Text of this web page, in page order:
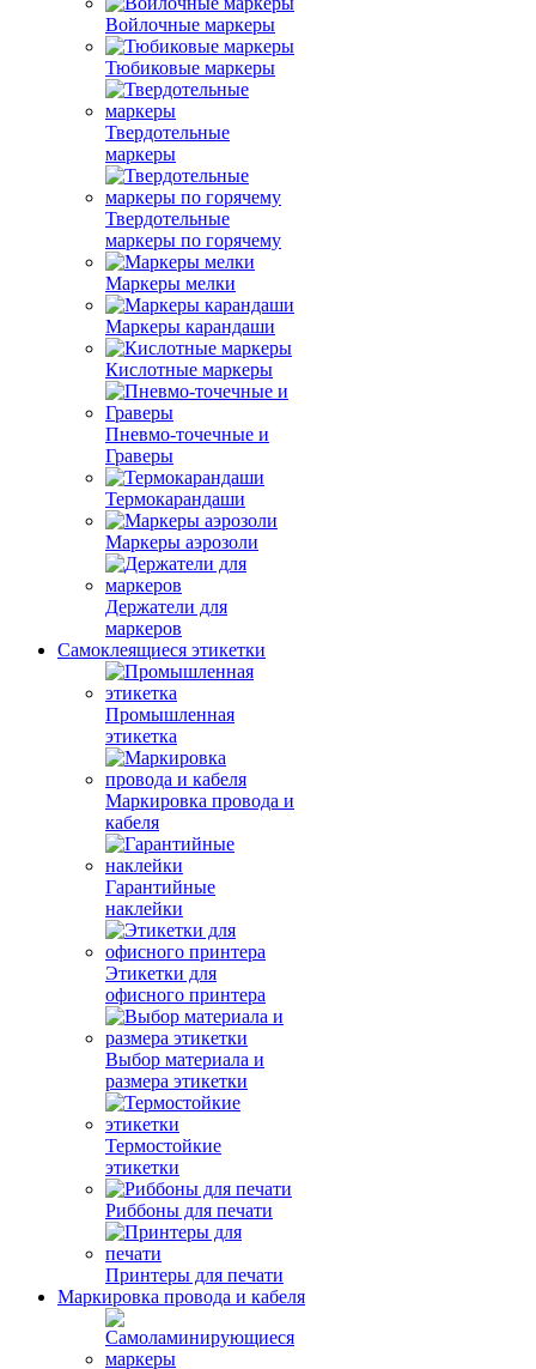
Войлочные маркеры
Тюбиковые маркеры
Твердотельные
маркеры
Твердотельные
маркеры по горячему
Маркеры мелки
Маркеры карандаши
Кислотные маркеры
Пневмо-точечные и
Граверы
Термокарандаши
Маркеры аэрозоли
Держатели для
маркеров
Самоклеящиеся этикетки
Промышленная
этикетка
Маркировка провода и
кабеля
Гарантийные
наклейки
Этикетки для
офисного принтера
Выбор материала и
размера этикетки
Термостойкие
этикетки
Риббоны для печати
Принтеры для печати
Маркировка провода и кабеля